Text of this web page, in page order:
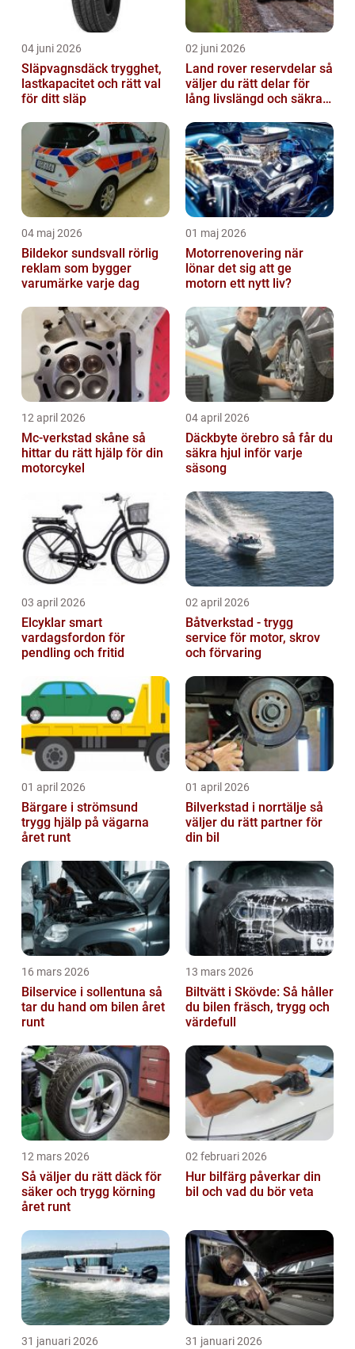
04 juni 2026
Släpvagnsdäck trygghet,
lastkapacitet och rätt val
för ditt släp
02 juni 2026
Land rover reservdelar så
väljer du rätt delar för
lång livslängd och säkra
04 maj 2026
Bildekor sundsvall rörlig
reklam som bygger
varumärke varje dag
01 maj 2026
Motorrenovering när
lönar det sig att ge
motorn ett nytt liv?
12 april 2026
Mc-verkstad skåne så
hittar du rätt hjälp för din
motorcykel
04 april 2026
Däckbyte örebro så får du
säkra hjul inför varje
säsong
03 april 2026
Elcyklar smart
vardagsfordon för
pendling och fritid
02 april 2026
Båtverkstad - trygg
service för motor, skrov
och förvaring
01 april 2026
Bärgare i strömsund
trygg hjälp på vägarna
året runt
01 april 2026
Bilverkstad i norrtälje så
väljer du rätt partner för
din bil
16 mars 2026
Bilservice i sollentuna så
tar du hand om bilen året
runt
13 mars 2026
Biltvätt i Skövde: Så håller
du bilen fräsch, trygg och
värdefull
12 mars 2026
Så väljer du rätt däck för
säker och trygg körning
året runt
02 februari 2026
Hur bilfärg påverkar din
bil och vad du bör veta
31 januari 2026 31 januari 2026